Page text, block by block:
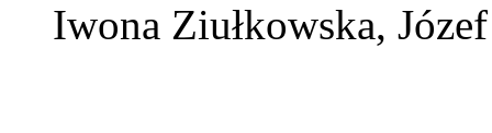
Iwona Ziułkowska,